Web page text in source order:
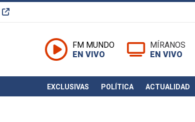
FM MUNDO
EN VIVO
MÍRANOS
EN VIVO
EXCLUSIVAS POLÍTICA ACTUALIDAD